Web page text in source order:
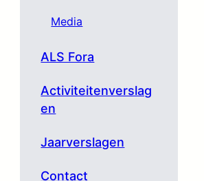
Media
ALS Fora
Activiteitenverslag
en
Jaarverslagen
Contact